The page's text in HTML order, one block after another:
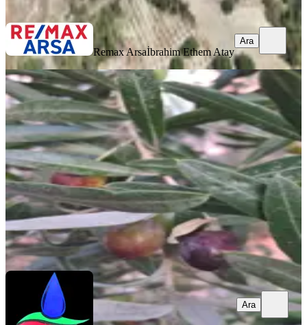
Remax Arsaİbrahim Ethem Atay
Ara
Denizli Kale İlçesinde Satılık Zeytinli
Kale, Çamlarca Mahallesi
11185 m²·206/m²·10.11.2025
2.300.000 ₺
Cemre EmlakRamazan Tıkıroğlu
Ara
Ara